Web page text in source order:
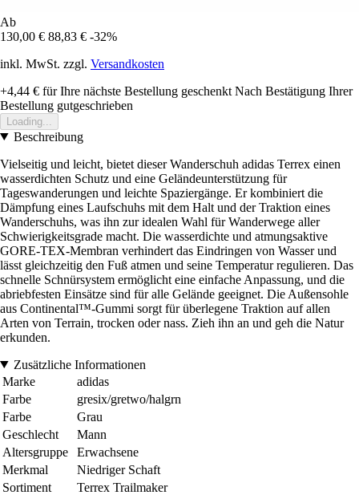
Ab
130,00 € 88,83 € -32%
inkl. MwSt. zzgl. Versandkosten
+4,44 € für Ihre nächste Bestellung geschenkt Nach Bestätigung Ihrer
Bestellung gutgeschrieben
Loading...
Beschreibung
Vielseitig und leicht, bietet dieser Wanderschuh adidas Terrex einen
wasserdichten Schutz und eine Geländeunterstützung für
Tageswanderungen und leichte Spaziergänge. Er kombiniert die
Dämpfung eines Laufschuhs mit dem Halt und der Traktion eines
Wanderschuhs, was ihn zur idealen Wahl für Wanderwege aller
Schwierigkeitsgrade macht. Die wasserdichte und atmungsaktive
GORE-TEX-Membran verhindert das Eindringen von Wasser und
lässt gleichzeitig den Fuß atmen und seine Temperatur regulieren. Das
schnelle Schnürsystem ermöglicht eine einfache Anpassung, und die
abriebfesten Einsätze sind für alle Gelände geeignet. Die Außensohle
aus Continental™-Gummi sorgt für überlegene Traktion auf allen
Arten von Terrain, trocken oder nass. Zieh ihn an und geh die Natur
erkunden.
Zusätzliche Informationen
Marke
adidas
Farbe
gresix/gretwo/halgrn
Farbe
Grau
Geschlecht
Mann
Altersgruppe
Erwachsene
Merkmal
Niedriger Schaft
Sortiment
Terrex Trailmaker